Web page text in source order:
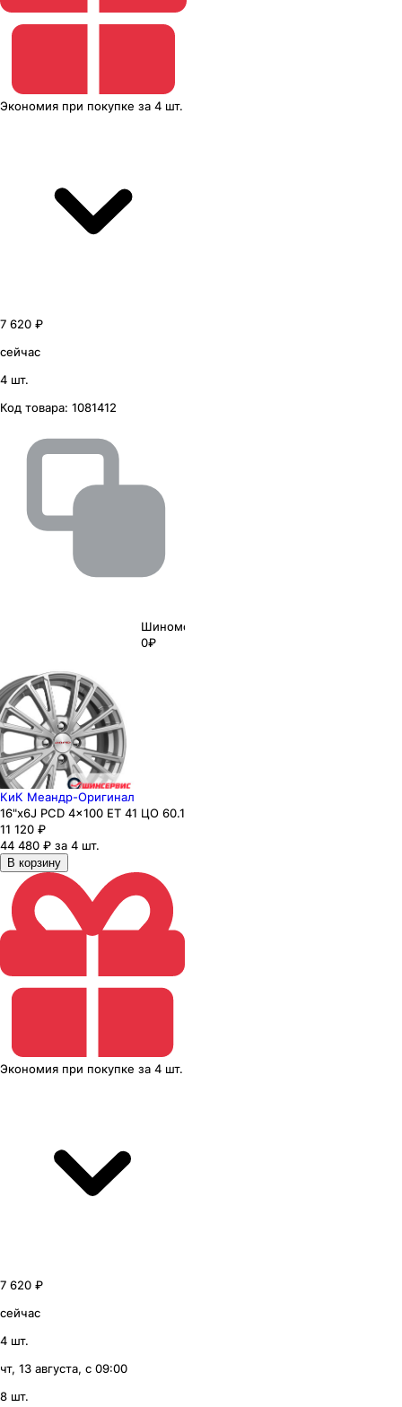
Экономия при покупке за 4 шт.
7 620 ₽
сейчас
4 шт.
Код товара: 1081412
Шиномонтаж
0₽
КиК Меандр-Оригинал
16"x6J PCD 4x100 ЕТ 41 ЦО 60.1
11 120 ₽
44 480 ₽ за 4 шт.
В корзину
Экономия при покупке за 4 шт.
7 620 ₽
сейчас
4 шт.
чт, 13 августа, с 09:00
8 шт.